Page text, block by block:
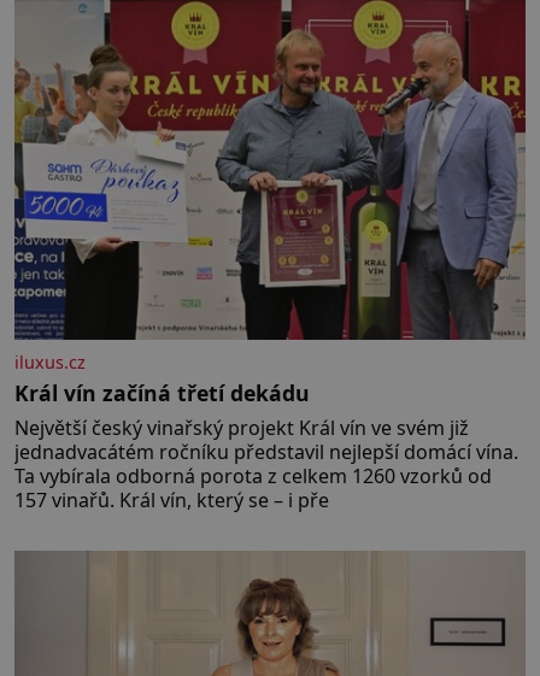
iluxus.cz
Král vín začíná třetí dekádu
Největší český vinařský projekt Král vín ve svém již
jednadvacátém ročníku představil nejlepší domácí vína.
Ta vybírala odborná porota z celkem 1260 vzorků od
157 vinařů. Král vín, který se – i pře